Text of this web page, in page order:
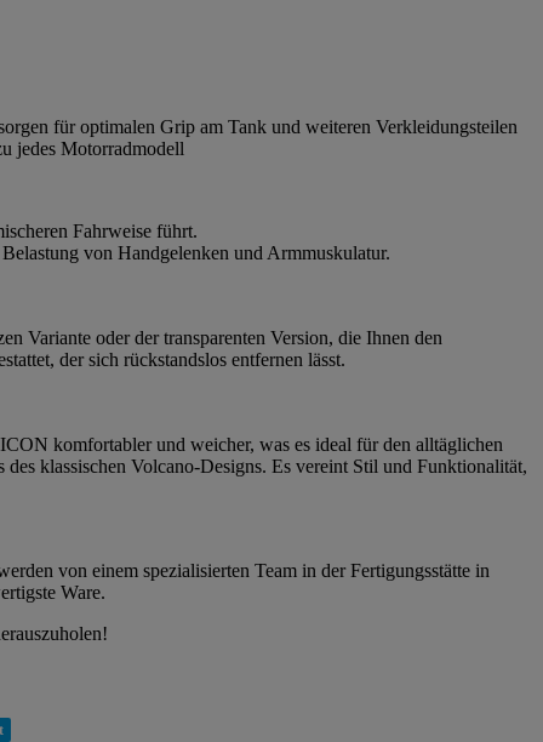
für optimalen Grip am Tank und weiteren Verkleidungsteilen
jedes Motorradmodell
Fahrweise führt.
von Handgelenken und Armmuskulatur.
Variante oder der transparenten Version, die Ihnen den
der sich rückstandslos entfernen lässt.
komfortabler und weicher, was es ideal für den alltäglichen
klassischen Volcano-Designs. Es vereint Stil und Funktionalität,
von einem spezialisierten Team in der Fertigungsstätte in
Ware.